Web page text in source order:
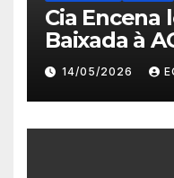
Cia Encena
Baixada à
inscrições
Fazendo
em Nova
14/05/2026